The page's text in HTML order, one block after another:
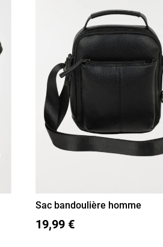
aux favoris
rapide
T U
Sac bandoulière homme
19,99 €